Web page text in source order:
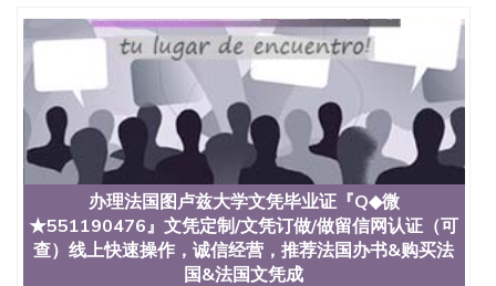
办理法国图卢兹大学文凭毕业证『Q◆微
★551190476』文凭定制/文凭订做/做留信网认证（可
查）线上快速操作，诚信经营，推荐法国办书&购买法
国&法国文凭成